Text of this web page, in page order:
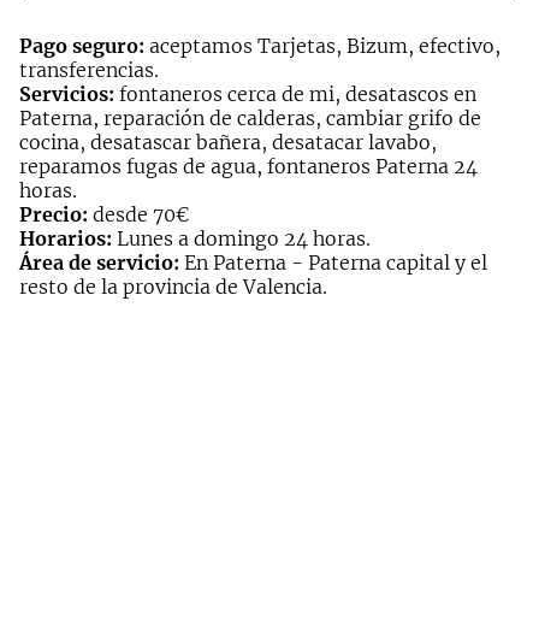
Pago seguro: aceptamos Tarjetas, Bizum, efectivo,
transferencias.
Servicios: fontaneros cerca de mi, desatascos en
Paterna, reparación de calderas, cambiar grifo de
cocina, desatascar bañera, desatacar lavabo,
reparamos fugas de agua, fontaneros Paterna 24
horas.
Precio: desde 70€
Horarios: Lunes a domingo 24 horas.
Área de servicio: En Paterna - Paterna capital y el
resto de la provincia de Valencia.